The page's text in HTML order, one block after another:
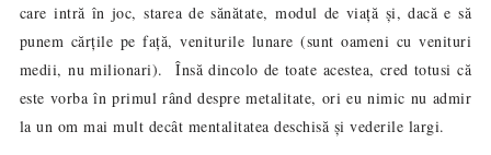
care intră în joc, starea de sănătate, modul de viață și, dacă e să
punem cărțile pe față, veniturile lunare (sunt oameni cu venituri
medii, nu milionari). Însă dincolo de toate acestea, cred totusi că
este vorba în primul rând despre metalitate, ori eu nimic nu admir
la un om mai mult decât mentalitatea deschisă și vederile largi.